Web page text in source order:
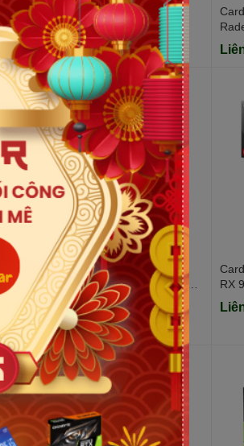
Card đồ họa Asus Prime
GeForce RTX 5060 Ti 8GB
GDDR7 OC Edition
Liên hệ
Card đồ họa Asus Prime
GeForce RTX 5060 8GB GDDR7
OC Edition
Liên hệ
RX
bit)